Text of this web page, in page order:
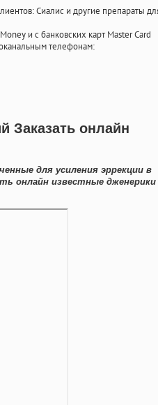
Сиалис и другие препараты
и с банковских карт Master Card
телефонам:
Заказать онлайн
для усиления эррекции в
онлайн известные дженерики